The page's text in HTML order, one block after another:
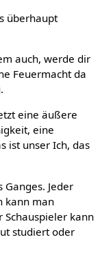
überhaupt
auch, werde dir
Feuermacht da
eine äußere
eine
ist unser Ich, das
Jeder
kann man
Schauspieler kann
studiert oder